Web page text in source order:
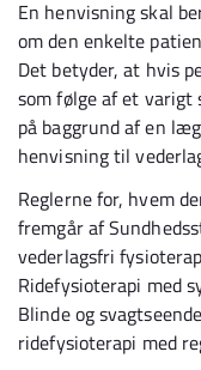
En henvisning skal
om den enkelte
Det betyder, at hvis
som følge af et
på baggrund af en
henvisning til
Reglerne for, hvem
fremgår af
vederlagsfri
Ridefysioterapi med
Blinde og
ridefysioterapi med